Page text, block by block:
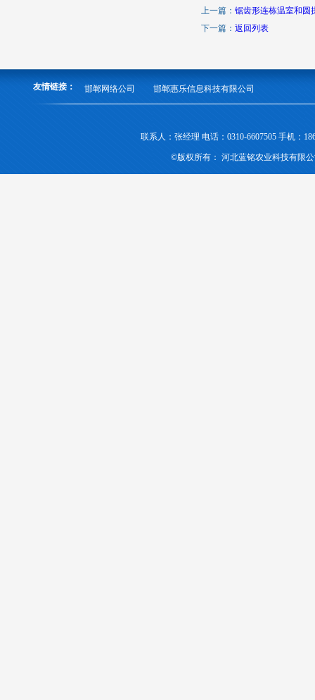
上一篇： 锯齿形连栋温室和圆
下一篇： 返回列表
友情链接： 邯郸网络公司 邯郸惠乐信息科技有限公司
联系人：张经理 电话：0310-6607505 手机：
©版权所有： 河北蓝铭农业科技有限